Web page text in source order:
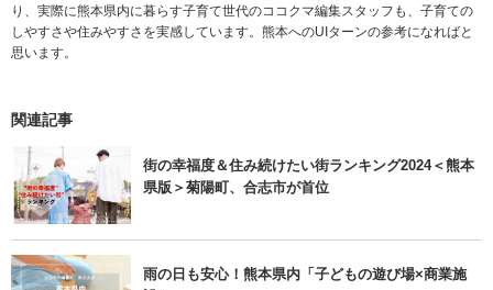
り、実際に熊本県内に暮らす子育て世代のココクマ編集スタッフも、子育ての
しやすさや住みやすさを実感しています。熊本へのUIターンの参考になればと
思います。
関連記事
街の幸福度＆住み続けたい街ランキング2024＜熊本
県版＞菊陽町、合志市が首位
雨の日も安心！熊本県内「子どもの遊び場×商業施